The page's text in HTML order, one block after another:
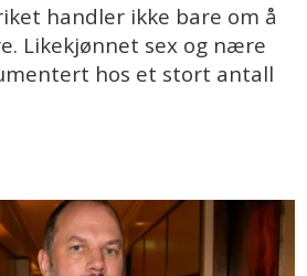
handler ikke bare om å
Likekjønnet sex og nære
hos et stort antall